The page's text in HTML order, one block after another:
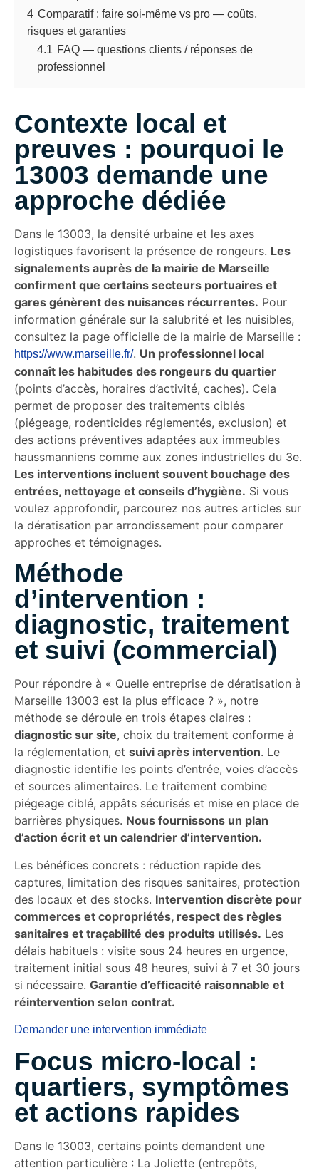
4 Comparatif : faire soi‑même vs pro — coûts,
risques et garanties
4.1 FAQ — questions clients / réponses de
professionnel
Contexte local et
preuves : pourquoi le
13003 demande une
approche dédiée
Dans le 13003, la densité urbaine et les axes
logistiques favorisent la présence de rongeurs. Les
signalements auprès de la mairie de Marseille
confirment que certains secteurs portuaires et
gares génèrent des nuisances récurrentes. Pour
information générale sur la salubrité et les nuisibles,
consultez la page officielle de la mairie de Marseille :
https://www.marseille.fr/. Un professionnel local
connaît les habitudes des rongeurs du quartier
(points d’accès, horaires d’activité, caches). Cela
permet de proposer des traitements ciblés
(piégeage, rodenticides réglementés, exclusion) et
des actions préventives adaptées aux immeubles
haussmanniens comme aux zones industrielles du 3e.
Les interventions incluent souvent bouchage des
entrées, nettoyage et conseils d’hygiène. Si vous
voulez approfondir, parcourez nos autres articles sur
la dératisation par arrondissement pour comparer
approches et témoignages.
Méthode
d’intervention :
diagnostic, traitement
et suivi (commercial)
Pour répondre à « Quelle entreprise de dératisation à
Marseille 13003 est la plus efficace ? », notre
méthode se déroule en trois étapes claires :
diagnostic sur site, choix du traitement conforme à
la réglementation, et suivi après intervention. Le
diagnostic identifie les points d’entrée, voies d’accès
et sources alimentaires. Le traitement combine
piégeage ciblé, appâts sécurisés et mise en place de
barrières physiques. Nous fournissons un plan
d’action écrit et un calendrier d’intervention.
Les bénéfices concrets : réduction rapide des
captures, limitation des risques sanitaires, protection
des locaux et des stocks. Intervention discrète pour
commerces et copropriétés, respect des règles
sanitaires et traçabilité des produits utilisés. Les
délais habituels : visite sous 24 heures en urgence,
traitement initial sous 48 heures, suivi à 7 et 30 jours
si nécessaire. Garantie d’efficacité raisonnable et
réintervention selon contrat.
Demander une intervention immédiate
Focus micro-local :
quartiers, symptômes
et actions rapides
Dans le 13003, certains points demandent une
attention particulière : La Joliette (entrepôts,